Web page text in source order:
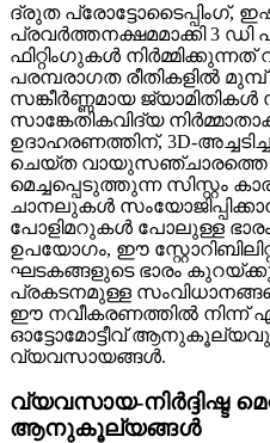
ദ്രുത പ്രോട്ടോടൈപ്പിംഗ്,
പ്രവർത്തനക്ഷമമാക്കി 3 ഡി
ഫിറ്റിംഗുകൾ
പരമ്പരാഗത രീതികളിൽ
സങ്കീർണ്ണമായ
സാങ്കേതികവിദ്യ
ഉദാഹരണത്തിന്, 3D-
ചെയ്ത വായുസഞ്ചാരത്തെ
മെച്ചപ്പെടുത്തുന്ന സിസ്റ്റം
ചാനലുകൾ
പോളിമറുകൾ പോലുള്ള
ഉപയോഗം, ഈ
ഘടകങ്ങളുടെ ഭാരം
പ്രകടനമുള്ള
ഈ നവീകരണത്തിൽ
ഓട്ടോമോട്ടീവ്
വ്യവസായങ്ങൾ.
വ്യവസായ-നിർദ്ദിഷ്ട
ആനുകൂല്യങ്ങൾ